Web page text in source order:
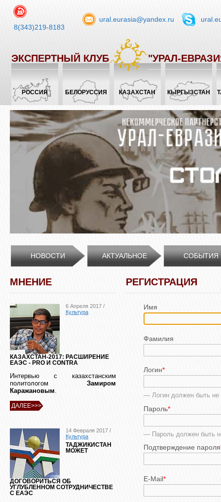
8(343)219-8183
ural.eurasia@yandex.ru
ЭКСПЕРТНЫЙ КЛУБ "УРАЛ-
РОССИЯ БЕЛОРУССИЯ КАЗАХСТАН КЫРГЫЗСТАН
НОВОСТИ АКТУАЛЬНОЕ СОБЫТИЯ
МНЕНИЕ
6 Апреля 2017 /
Культура
КАЗАХСТАН-2017: РАСШИРЕНИЕ
ЕАЭС - PRO И CONTRA
Интервью с казахстанским
политологом Замиром
Каражановым.
ДАЛЕЕ>>>
14 Февраля 2017 /
Культура
ТАДЖИКИСТАН
МОЖЕТ
ДОГОВОРИТЬСЯ ОБ
УГЛУБЛЕННОМ СОТРУДНИЧЕСТВЕ
С ЕАЭС
РЕГИСТРАЦИЯ
Имя
Фамилия
Логин*
— Логин должен быть не
Пароль*
— Пароль должен быть
Подтверждение пароля
E-Mail*